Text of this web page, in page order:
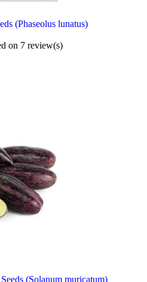
(Phaseolus lunatus)
on 7 review(s)
(Solanum muricatum)